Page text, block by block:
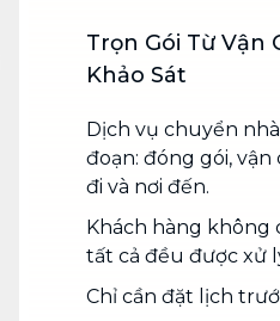
Trọn Gói Từ Vận
Khảo Sát
Dịch vụ chuyển
đoạn: đóng gói,
đi và nơi đến.
Khách hàng không
tất cả đều được xử
Chỉ cần đặt lịch